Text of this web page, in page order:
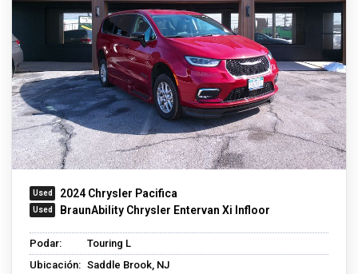
2024 Chrysler Pacifica
BraunAbility Chrysler Entervan Xi Infloor
Podar:
Touring L
Ubicación: Saddle Brook, NJ